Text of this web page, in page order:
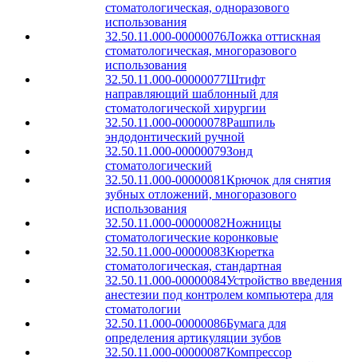
стоматологическая, одноразового
использования
32.50.11.000-00000076Ложка оттискная
стоматологическая, многоразового
использования
32.50.11.000-00000077Штифт
направляющий шаблонный для
стоматологической хирургии
32.50.11.000-00000078Рашпиль
эндодонтический ручной
32.50.11.000-00000079Зонд
стоматологический
32.50.11.000-00000081Крючок для снятия
зубных отложений, многоразового
использования
32.50.11.000-00000082Ножницы
стоматологические коронковые
32.50.11.000-00000083Кюретка
стоматологическая, стандартная
32.50.11.000-00000084Устройство введения
анестезии под контролем компьютера для
стоматологии
32.50.11.000-00000086Бумага для
определения артикуляции зубов
32.50.11.000-00000087Компрессор